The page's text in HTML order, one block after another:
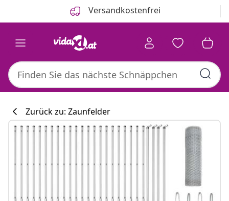
Versandkostenfrei
#sharemevidaxl
Zurück zu: Zaunfelder